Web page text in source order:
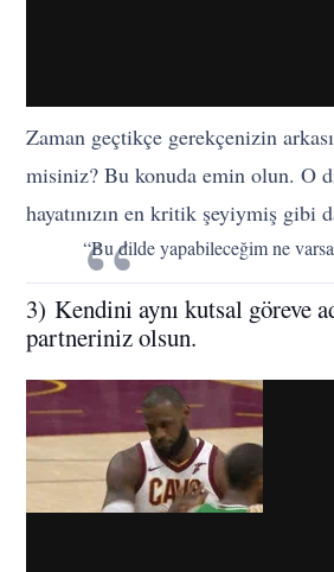
Zaman geçtikçe gerekçenizin
misiniz? Bu konuda emin olun. O
hayatınızın en kritik şeyiymiş gibi
“Bu dilde yapabileceğim ne
3) Kendini aynı kutsal göreve
partneriniz olsun.